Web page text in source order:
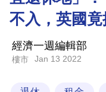
業
科
技
不入，英國竟
經濟一週編輯部
樓市 Jan 13 2022